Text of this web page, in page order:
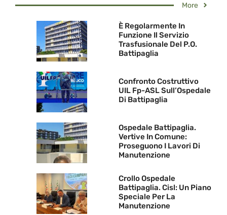
More
È Regolarmente In
Funzione Il Servizio
Trasfusionale Del P.O.
Battipaglia
Confronto Costruttivo
UIL Fp-ASL Sull’Ospedale
Di Battipaglia
Ospedale Battipaglia.
Vertive In Comune:
Proseguono I Lavori Di
Manutenzione
Crollo Ospedale
Battipaglia. Cisl: Un Piano
Speciale Per La
Manutenzione